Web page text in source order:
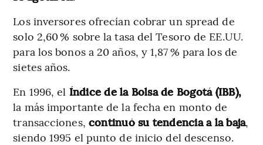
Los inversores ofrecían cobrar un spread de
solo 2,60 % sobre la tasa del Tesoro de EE.UU.
para los bonos a 20 años, y 1,87 % para los de
sietes años.
En 1996, el Índice de la Bolsa de Bogotá (IBB),
la más importante de la fecha en monto de
transacciones, continuó su tendencia a la baja,
siendo 1995 el punto de inicio del descenso.